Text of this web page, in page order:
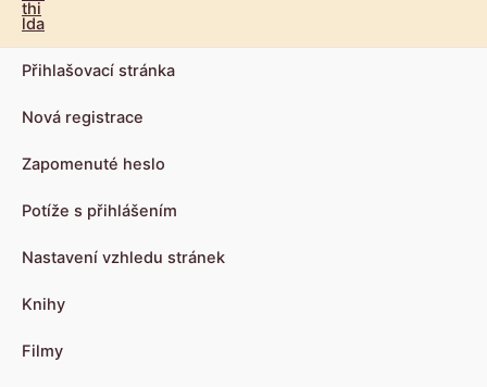
Přihlašovací stránka
Nová registrace
Zapomenuté heslo
Potíže s přihlášením
Nastavení vzhledu stránek
Knihy
Filmy